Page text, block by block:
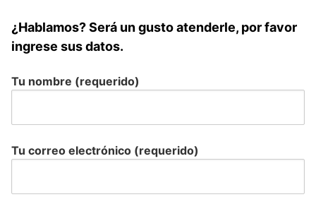
¿Hablamos? Será un gusto atenderle, por favor
ingrese sus datos.
Tu nombre (requerido)
Tu correo electrónico (requerido)